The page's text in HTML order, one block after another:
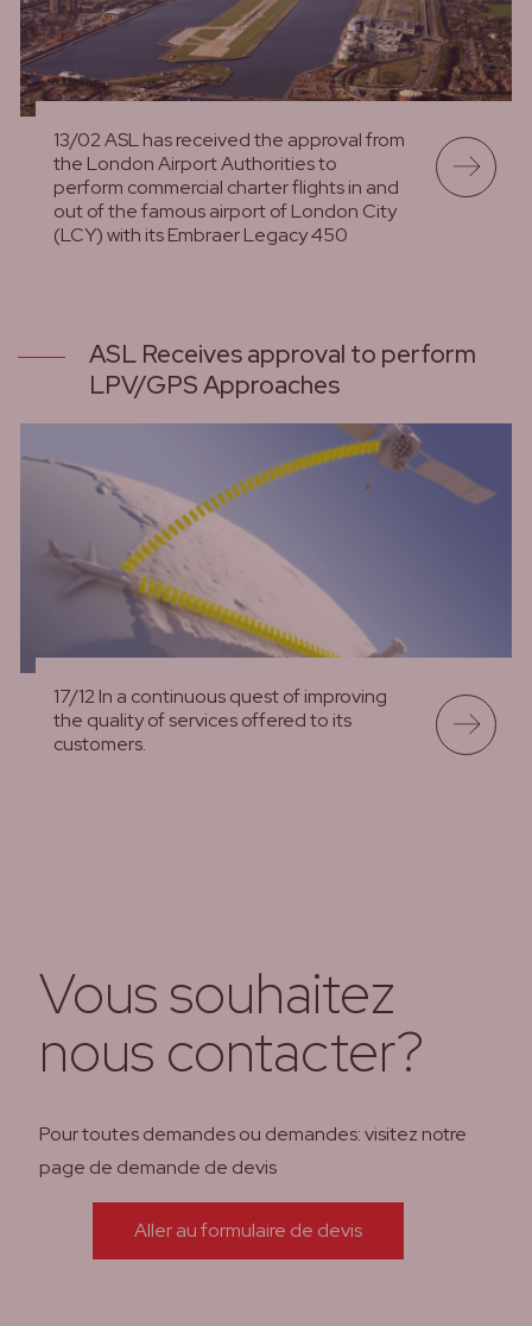
13/02 ASL has received the approval from
the London Airport Authorities to
perform commercial charter flights in and
out of the famous airport of London City
(LCY) with its Embraer Legacy 450
ASL Receives approval to perform
LPV/GPS Approaches
17/12 In a continuous quest of improving
the quality of services offered to its
customers.
Vous souhaitez
nous contacter?
Aller au formulaire de devis
Pour toutes demandes ou demandes: visitez notre
page de demande de devis